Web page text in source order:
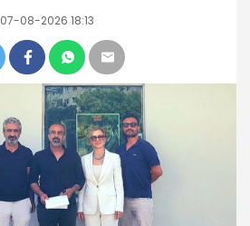
07-08-2026 18:13